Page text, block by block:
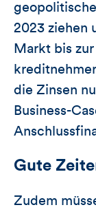
2023 ziehen
Markt bis
die Zinsen
Business-
Gute
Zudem